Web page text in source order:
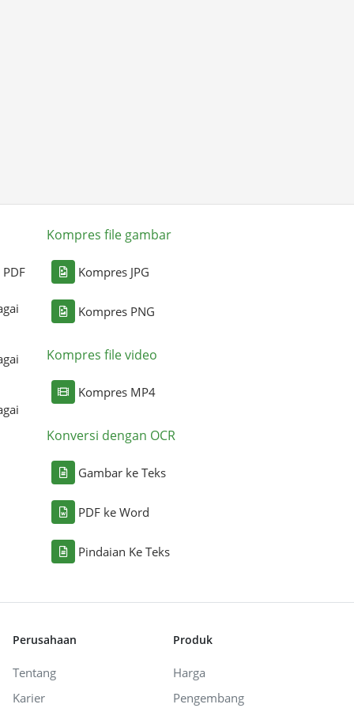
Kompres file gambar
Kompres JPG
Kompres PNG
Kompres file video
Kompres MP4
Konversi dengan OCR
Gambar ke Teks
PDF ke Word
Pindaian Ke Teks
Perusahaan
Tentang
Karier
Produk
Harga
Pengembang